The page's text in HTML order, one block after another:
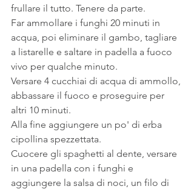
frullare il tutto. Tenere da parte.
Far ammollare i funghi 20 minuti in
acqua, poi eliminare il gambo, tagliare
a listarelle e saltare in padella a fuoco
vivo per qualche minuto.
Versare 4 cucchiai di acqua di ammollo,
abbassare il fuoco e proseguire per
altri 10 minuti.
Alla fine aggiungere un po' di erba
cipollina spezzettata.
Cuocere gli spaghetti al dente, versare
in una padella con i funghi e
aggiungere la salsa di noci, un filo di